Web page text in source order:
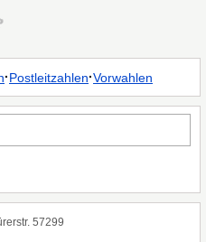
·Postleitzahlen·Vorwahlen
57299